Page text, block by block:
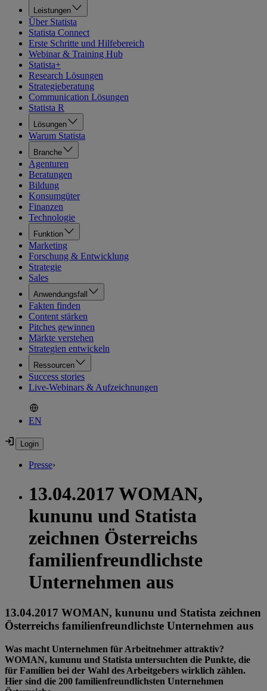
Leistungen
Über Statista
Statista Connect
Erste Schritte und Hilfebereich
Webinar & Training Hub
Statista+
Research Lösungen
Strategieberatung
Communication Lösungen
Statista R
Lösungen
Warum Statista
Branche
Agenturen
Beratungen
Bildung
Konsumgüter
Finanzen
Technologie
Funktion
Marketing
Forschung & Entwicklung
Strategie
Sales
Anwendungsfall
Fakten finden
Content stärken
Pitches gewinnen
Märkte verstehen
Strategien entwickeln
Ressourcen
Success stories
Live-Webinars & Aufzeichnungen
EN
Presse›
13.04.2017 WOMAN,
kununu und Statista
zeichnen Österreichs
familienfreundlichste
Unternehmen aus
13.04.2017 WOMAN, kununu und Statista zeichnen
Österreichs familienfreundlichste Unternehmen aus
Was macht Unternehmen für Arbeitnehmer attraktiv?
WOMAN, kununu und Statista untersuchten die Punkte, die
für Familien bei der Wahl des Arbeitgebers wirklich zählen.
Hier sind die 200 familienfreundlichsten Unternehmen